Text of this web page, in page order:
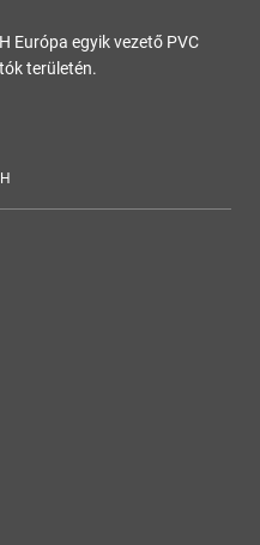
Európa egyik vezető PVC
területén.